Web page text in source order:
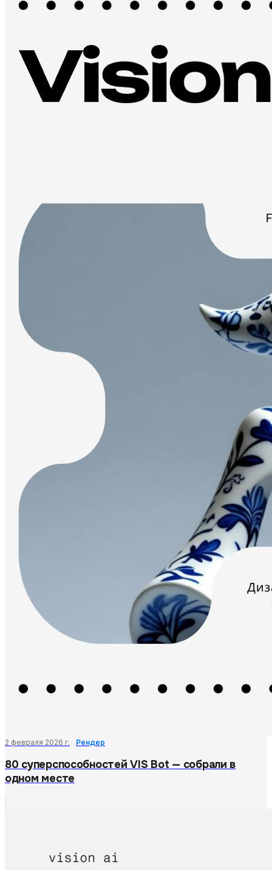
2 февраля 2026 г. Рендер
80 суперспособностей VIS Bot — собрали в
одном месте